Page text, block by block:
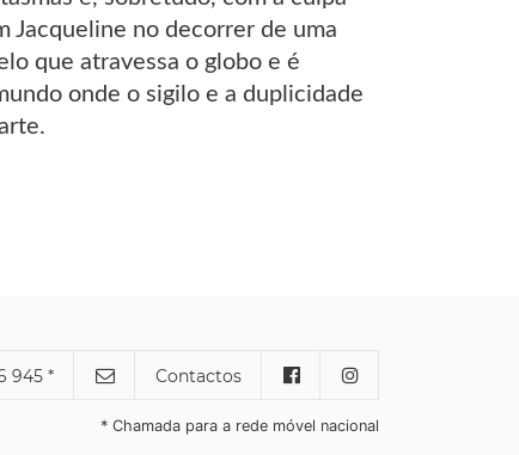
Jacqueline no decorrer de uma
que atravessa o globo e é
onde o sigilo e a duplicidade
945 * Contactos
* Chamada para a rede móvel nacional